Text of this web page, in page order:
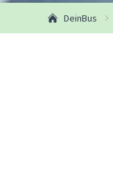
DeinBus